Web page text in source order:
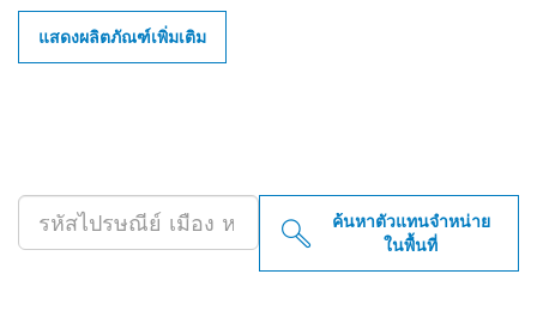
แสดงผลิตภัณฑ์เพิ่มเติม
ค้นหาตัวแทนจำหน่าย
ในพื้นที่